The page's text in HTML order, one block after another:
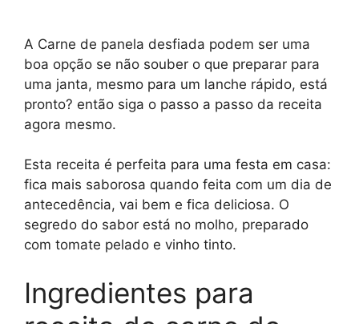
A Carne de panela desfiada podem ser uma
boa opção se não souber o que preparar para
uma janta, mesmo para um lanche rápido, está
pronto? então siga o passo a passo da receita
agora mesmo.
Esta receita é perfeita para uma festa em casa:
fica mais saborosa quando feita com um dia de
antecedência, vai bem e fica deliciosa. O
segredo do sabor está no molho, preparado
com tomate pelado e vinho tinto.
Ingredientes para